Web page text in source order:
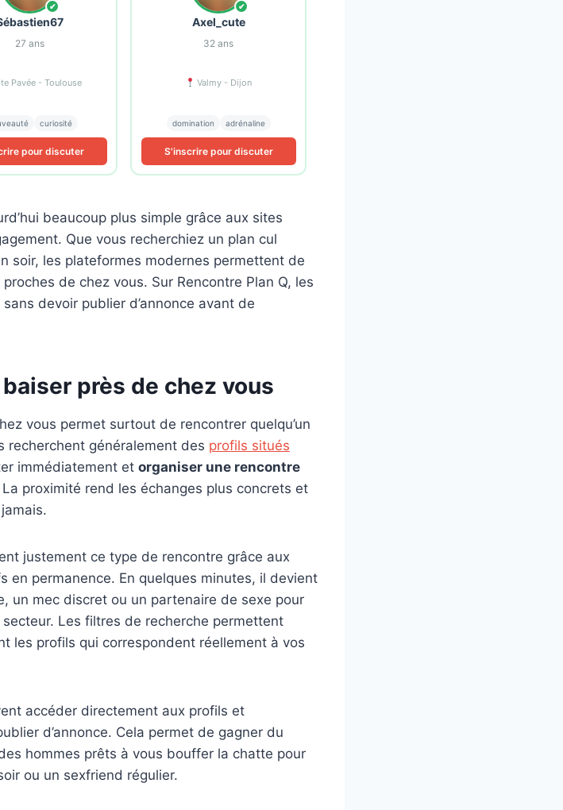
✔
27 ans
Pavée - Toulouse
curiosité
pour discuter
✔
Axel_cute
32 ans
Valmy - Dijon
domination adrénaline
S'inscrire pour discuter
beaucoup plus simple grâce aux sites
Que vous recherchiez un plan cul
soir, les plateformes modernes permettent de
de chez vous. Sur Rencontre Plan Q, les
devoir publier d’annonce avant de
près de chez vous
vous permet surtout de rencontrer quelqu’un
recherchent généralement des profils situés
immédiatement et organiser une rencontre
La proximité rend les échanges plus concrets et
justement ce type de rencontre grâce aux
en permanence. En quelques minutes, il devient
un mec discret ou un partenaire de sexe pour
Les filtres de recherche permettent
les profils qui correspondent réellement à vos
accéder directement aux profils et
d’annonce. Cela permet de gagner du
hommes prêts à vous bouffer la chatte pour
ou un sexfriend régulier.